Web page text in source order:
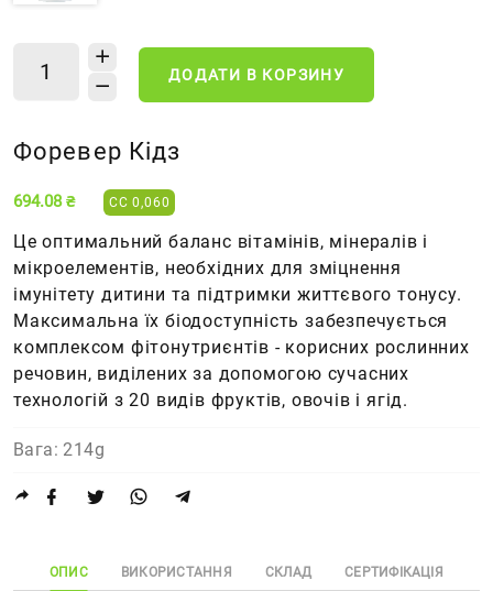
ДОДАТИ В КОРЗИНУ
Форевер Кідз
694.08 ₴ CC 0,060
Це оптимальний баланс вітамінів, мінералів і
мікроелементів, необхідних для зміцнення
імунітету дитини та підтримки життєвого тонусу.
Максимальна їх біодоступність забезпечується
комплексом фітонутриєнтів - корисних рослинних
речовин, виділених за допомогою сучасних
технологій з 20 видів фруктів, овочів і ягід.
Вага: 214g
ОПИС ВИКОРИСТАННЯ СКЛАД СЕРТИФІКАЦІЯ